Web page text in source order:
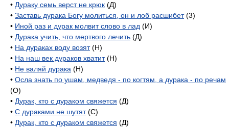
• Дураку семь верст не крюк (Д)
• Заставь дурака Богу молиться, он и лоб расшибет(3)
• Иной раз и дурак молвит слово в лад (И)
• Дурака учить, что мертвого лечить (Д)
• На дураках воду возят(Н)
• На наш век дураков хватит(Н)
• Не валяй дурака (Н)
• Осла знать по ушам, медведя - по когтям, а дурака - по речам
(О)
• Дурак, кто с дураком свяжется (Д)
• С дураками не шутят(С)
• Дурак, кто с дураком свяжется (Д)